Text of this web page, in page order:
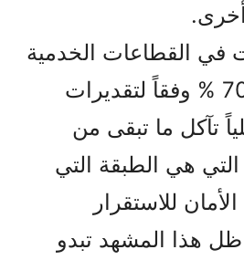
في القطاعات الخدمية
بنسبة تصل إلى 70 % وفقاً لتقديرات
تآكل ما تبقى من
هي الطبقة التي
للاستقرار
هذا المشهد تبدو